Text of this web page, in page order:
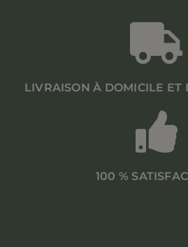
LIVRAISON À DOMICILE ET
100 %